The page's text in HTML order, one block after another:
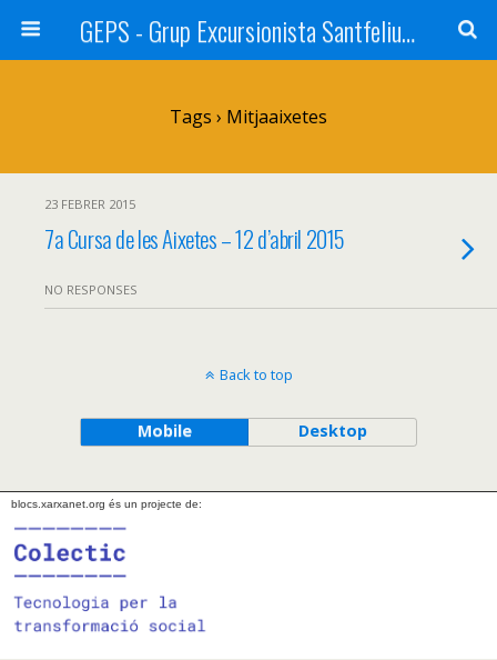
GEPS - Grup Excursionista Santfeliuenc
Tags › Mitjaaixetes
23 FEBRER 2015
7a Cursa de les Aixetes – 12 d’abril 2015
NO RESPONSES
Back to top
Mobile Desktop
blocs.xarxanet.org és un projecte de: